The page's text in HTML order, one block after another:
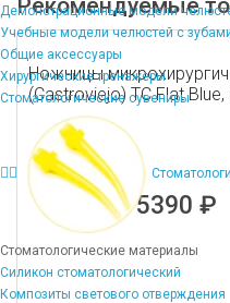
Демонстрационные модели
Учебные модели челюстей с
Общие аксессуары
Хирургические тренажеры
Стоматологические сувениры
Стоматологические материалы
Силикон стоматологический
Композиты светового отверждения
Рекомендуемые
Ножницы
(Castroviejo) TC Flat Blue,
5390 ₽